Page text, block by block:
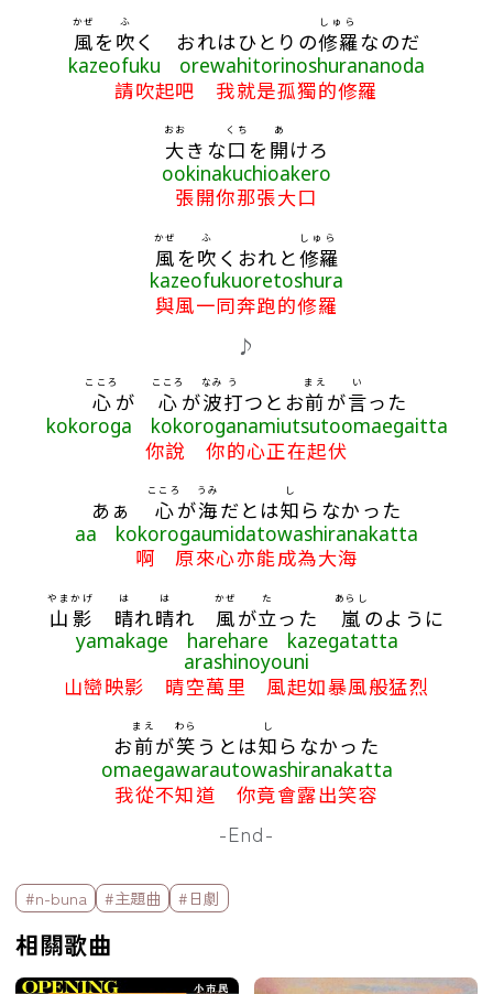
風
かぜ
を 吹
ふ
く おれはひとりの修羅
しゅら
なのだ
kazeofuku orewahitorinoshurananoda
請吹起吧 我就是孤獨的修羅
大
おお
きな口
くち
を 開
あ
けろ
ookinakuchioakero
張開你那張大口
風
かぜ
を吹
ふ
くおれと修羅
しゅら
kazeofukuoretoshura
與風一同奔跑的修羅
♪
心
こころ
が 心
こころ
が波
なみ
打
う
つとお前
まえ
が言
い
った
kokoroga kokoroganamiutsutoomaegaitta
你說 你的心正在起伏
あぁ 心
こころ
が海
うみ
だとは知
し
らなかった
aa kokorogaumidatowashiranakatta
啊 原來心亦能成為大海
山
やま
影
かげ
晴
は
れ晴
は
れ 風
かぜ
が立
た
った 嵐
あらし
のように
yamakage harehare kazegatatta
arashinoyouni
山巒映影 晴空萬里 風起如暴風般猛烈
お前
まえ
が笑
わら
うとは知
し
らなかった
omaegawarautowashiranakatta
我從不知道 你竟會露出笑容
-End-
標籤欄
#n-buna #主題曲 #日劇
相關歌曲